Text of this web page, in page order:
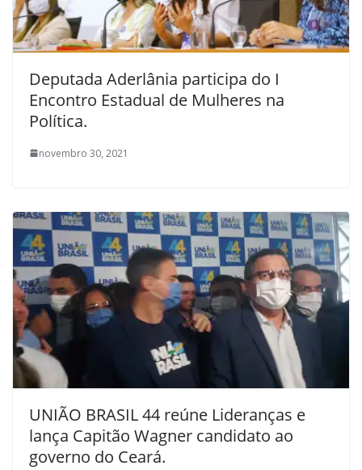
Deputada Aderlânia participa do I
Encontro Estadual de Mulheres na
Política.
novembro 30, 2021
UNIÃO BRASIL 44 reúne Lideranças e
lança Capitão Wagner candidato ao
governo do Ceará.